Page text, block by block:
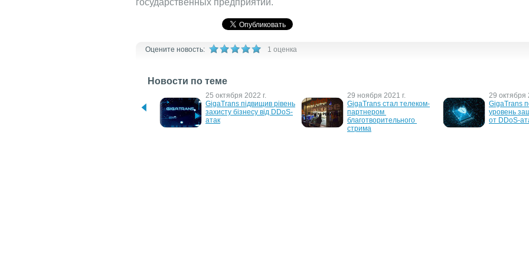
государственных предприятий.
Оцените новость: 1 оценка
Новости по теме
Атестат КСЗІ — телеком-
25 октября 2022 г.
GigaTrans підвищив рівень
захисту бізнесу від DDoS-
атак
29 ноября 2021 г.
GigaTrans стал телеком-
партнером
благотворительного
стрима
29 октября
GigaTrans
уровень
от DDoS-